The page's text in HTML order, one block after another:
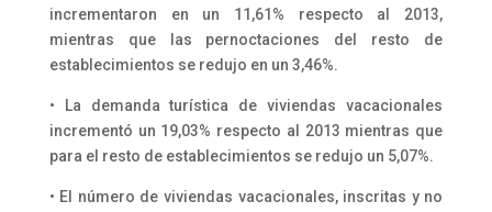
incrementaron en un 11,61% respecto al 2013,
mientras que las pernoctaciones del resto de
establecimientos se redujo en un 3,46%.
• La demanda turística de viviendas vacacionales
incrementó un 19,03% respecto al 2013 mientras que
para el resto de establecimientos se redujo un 5,07%.
• El número de viviendas vacacionales, inscritas y no